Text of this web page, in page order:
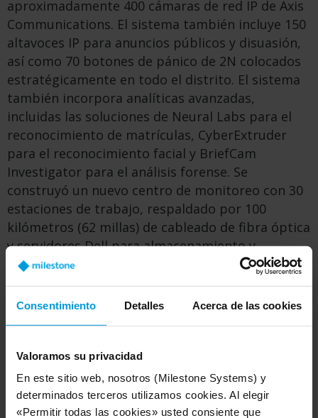
Consentimiento Detalles Acerca de las cookies
Valoramos su privacidad
En este sitio web, nosotros (Milestone Systems) y
determinados terceros utilizamos cookies. Al elegir
«Permitir todas las cookies» usted consiente que
aproximadamente 400 cámaras de red IP de Axis
Communications. El sistema también incluye 150
altavoces IP para anuncios públicos y disuasión,
así como 70 botones de pánico de 2N colocados
estratégicamente en todo el distrito. El sistema
también incorpora analíticas avanzadas,
incluidas las soluciones de Neural Labs para el
reconocimiento de matrículas, CyberExtruder
para el reconocimiento facial y BriefCam
Investigator para el análisis forense. Se
construyó un nuevo centro de monitoreo con 30
estaciones de trabajo, respaldado por 100
kilómetros (62 millas) de cableado de fibra óptica
y servidores Dell para almacenamiento y
procesamiento local.